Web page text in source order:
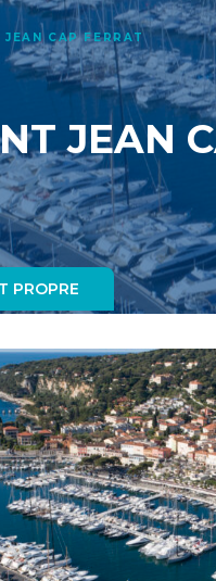
CAP FERRAT
JEAN
PROPRE